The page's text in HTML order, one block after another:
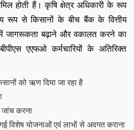
होती हैं। कृषि क्षेत्र अधिकारी के रूप
रूप से किसानों के बीच बैंक के वित्तीय
जागरूकता बढ़ाने और वकालत करने का
एएफओ कर्मचारियों के अतिरिक्त
को ऋण दिया जा रहा है
जांच करना
गई विशेष योजनाओं एवं लाभों से अवगत कराना